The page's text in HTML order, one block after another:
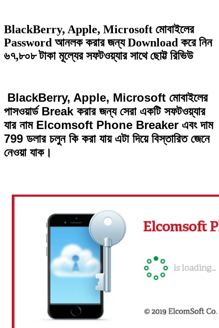
BlackBerry, Apple, Microsoft মোবাইলের
Password আনলক করার জন্য Download করে নিন
৬৭,৮০৮ টাকা মূল্যের সফটওয়্যার সাথে ছোট্ট রিভিউ
BlackBerry, Apple, Microsoft মোবাইলের
পাসওয়ার্ড Break করার জন্য সেরা একটি সফটওয়্যার
যার নাম Elcomsoft Phone Breaker এবং দাম
799 ডলার চলুন কি করা যায় এটা দিয়ে বিস্তারিত জেনে
নেওয়া যাক।